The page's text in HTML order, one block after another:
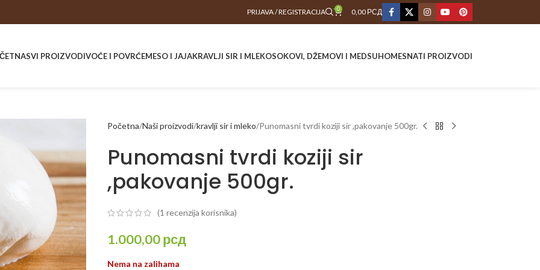
PRIJAVA / REGISTRACIJA 0 0,00 РСД
SVI PROIZVODIVOĆE I POVRĆEMESO I JAJAKRAVLJI SIR I MLEKOSOKOVI, DŽEMOVI I MEDSUHOMESNATI PROIZVODI
Početna Naši proizvodi kravlji sir i mleko Punomasni tvrdi koziji sir ,pakovanje 500gr.
Punomasni tvrdi koziji sir
,pakovanje 500gr.
(1 recenzija korisnika)
1.000,00рсд
Nema na zalihama